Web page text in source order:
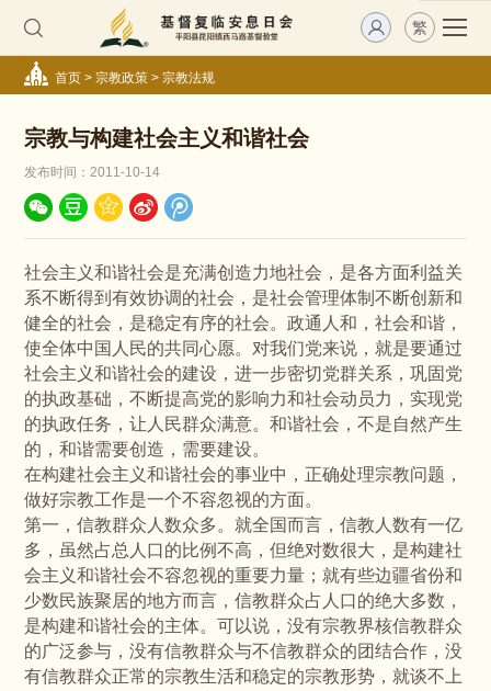
繁
首页> 宗教政策> 宗教法规
宗教与构建社会主义和谐社会
发布时间：2011-10-14
社会主义和谐社会是充满创造力地社会，是各方面利益关
系不断得到有效协调的社会，是社会管理体制不断创新和
健全的社会，是稳定有序的社会。政通人和，社会和谐，
使全体中国人民的共同心愿。对我们党来说，就是要通过
社会主义和谐社会的建设，进一步密切党群关系，巩固党
的执政基础，不断提高党的影响力和社会动员力，实现党
的执政任务，让人民群众满意。和谐社会，不是自然产生
的，和谐需要创造，需要建设。
在构建社会主义和谐社会的事业中，正确处理宗教问题，
做好宗教工作是一个不容忽视的方面。
第一，信教群众人数众多。就全国而言，信教人数有一亿
多，虽然占总人口的比例不高，但绝对数很大，是构建社
会主义和谐社会不容忽视的重要力量；就有些边疆省份和
少数民族聚居的地方而言，信教群众占人口的绝大多数，
是构建和谐社会的主体。可以说，没有宗教界核信教群众
的广泛参与，没有信教群众与不信教群众的团结合作，没
有信教群众正常的宗教生活和稳定的宗教形势，就谈不上